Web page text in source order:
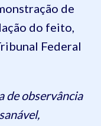
de
do feito,
Federal
de observância